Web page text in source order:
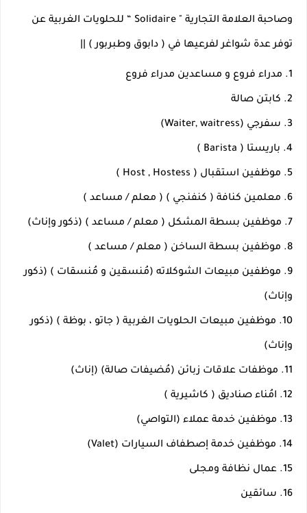
توفر عدة شواغر لفرعيها في ( دابوق وطبربور ) ||
1. مدراء فروع و مساعدين مدراء فروع
2. كابتن صالة
4. باريستا ( Barista )
5. موظفين استقبال ( Host , Hostess )
6. معلمين كنافة ( كنفنجي ) ( معلم / مساعد )
7. موظفين بسطة المشكل ( معلم / مساعد ) (ذكور وإناث)
8. موظفين بسطة الساخن ( معلم / مساعد )
9. موظفين مبيعات الشوكلاته (مُنسقين و مُنسقات ) (ذكور
وإناث)
10. موظفين مبيعات الحلويات الغربية ( جاتو ، بوظة ) (ذكور
وإناث)
11. موظفات علاقات زبائن (مُضيفات صالة) (إناث)
12. امُناء صناديق ( كاشيرية )
13. موظفين خدمة عملاء (التواصي)
14. موظفين خدمة إصطفاف السيارات (Valet)
15. عمال نظافة ومجلى
16. سائقين